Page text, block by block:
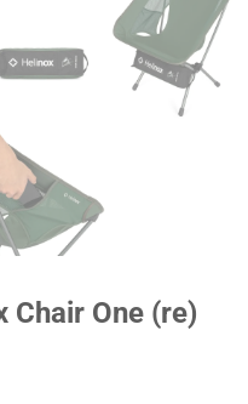
Chair One (re)